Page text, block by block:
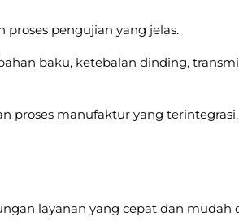
proses pengujian yang jelas.
baku, ketebalan dinding,
manufaktur yang
layanan yang cepat dan